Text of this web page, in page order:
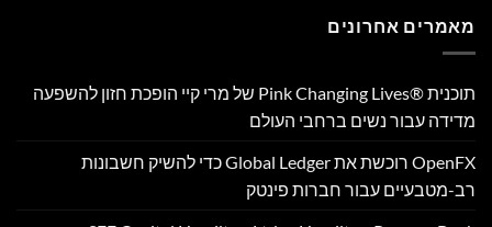
מאמרים אחרונים
תוכנית Pink Changing Lives®‎ של מרי קיי הופכת חזון להשפעה
מדידה עבור נשים ברחבי העולם
OpenFX רוכשת את Global Ledger כדי להשיק חשבונות
רב-מטבעיים עבור חברות פינטק